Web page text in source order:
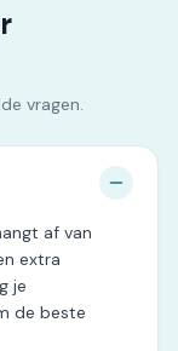
vragen.
af van
extra
je
de beste